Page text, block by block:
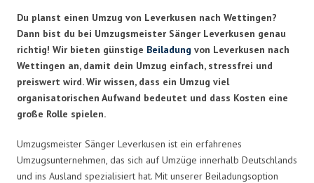
Du planst einen Umzug von Leverkusen nach Wettingen?
Dann bist du bei Umzugsmeister Sänger Leverkusen genau
richtig! Wir bieten günstige Beiladung von Leverkusen nach
Wettingen an, damit dein Umzug einfach, stressfrei und
preiswert wird. Wir wissen, dass ein Umzug viel
organisatorischen Aufwand bedeutet und dass Kosten eine
große Rolle spielen.
Umzugsmeister Sänger Leverkusen ist ein erfahrenes
Umzugsunternehmen, das sich auf Umzüge innerhalb Deutschlands
und ins Ausland spezialisiert hat. Mit unserer Beiladungsoption